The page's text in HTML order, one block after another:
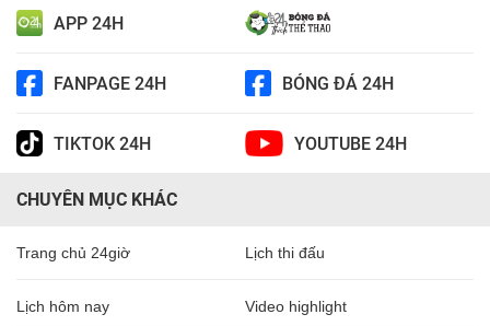
APP 24H
FANPAGE 24H BÓNG ĐÁ 24H
TIKTOK 24H YOUTUBE 24H
CHUYÊN MỤC KHÁC
Trang chủ 24giờ Lịch thi đấu
Lịch hôm nay Video highlight